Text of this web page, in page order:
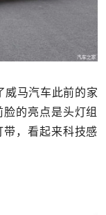
威马汽车此前的家
的亮点是头灯组
，看起来科技感